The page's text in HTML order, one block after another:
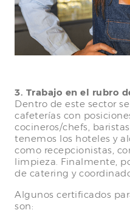
3. Trabajo en el rubro
Dentro de este sector
cafeterías con
cocineros/chefs,
tenemos los hoteles y
como recepcionistas,
limpieza. Finalmente,
de catering y
Algunos certificados
son: